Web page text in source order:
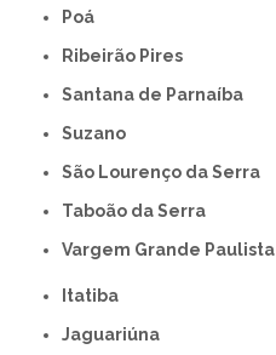
Poá
Ribeirão Pires
Santana de Parnaíba
Suzano
São Lourenço da Serra
Taboão da Serra
Vargem Grande Paulista
Itatiba
Jaguariúna